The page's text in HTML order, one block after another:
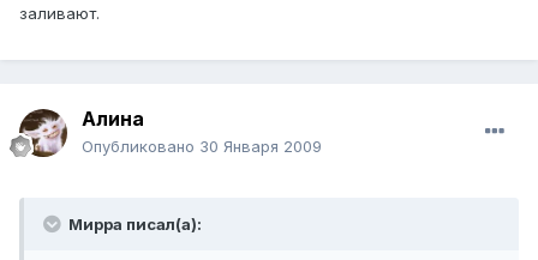
заливают.
Алина
Опубликовано 30 Января 2009
Мирра писал(а):